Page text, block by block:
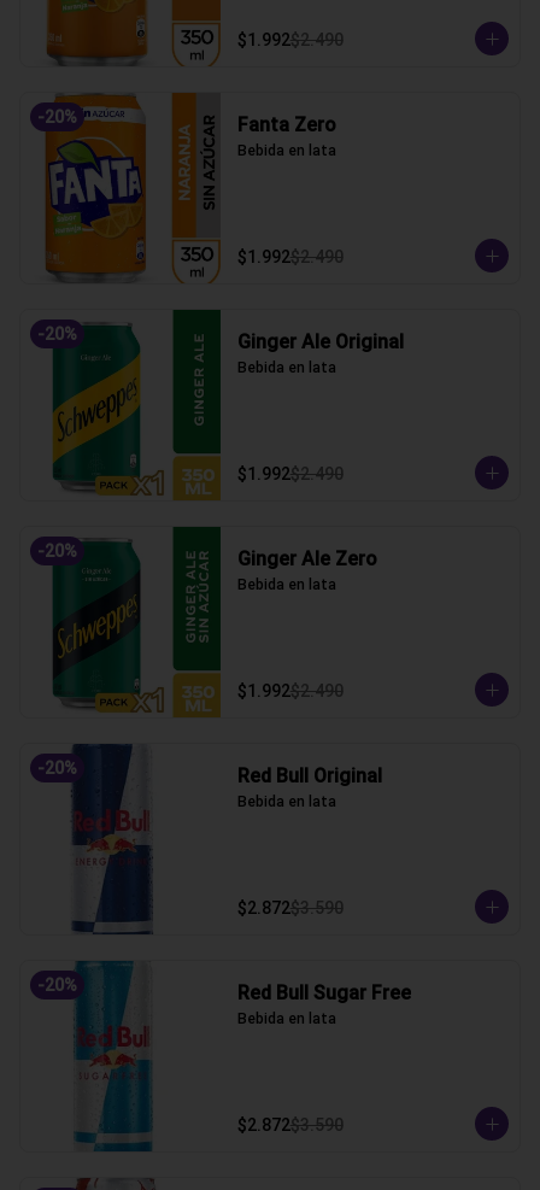
$1.992$2.490
-20% Fanta Zero
Bebida en lata
$1.992$2.490
-20% Ginger Ale Original
Bebida en lata
$1.992$2.490
-20% Ginger Ale Zero
Bebida en lata
$1.992$2.490
-20% Red Bull Original
Bebida en lata
$2.872$3.590
-20% Red Bull Sugar Free
Bebida en lata
$2.872$3.590